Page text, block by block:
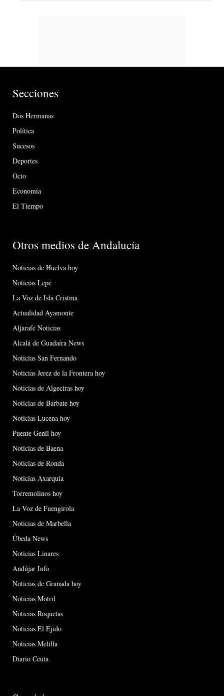
Secciones
Dos Hermanas
Política
Sucesos
Deportes
Ocio
Economía
El Tiempo
Otros medios de Andalucía
Noticias de Huelva hoy
Noticias Lepe
La Voz de Isla Cristina
Actualidad Ayamonte
Aljarafe Noticias
Alcalá de Guadaíra News
Noticias San Fernando
Noticias Jerez de la Frontera hoy
Noticias de Algeciras hoy
Noticias de Barbate hoy
Noticias Lucena hoy
Puente Genil hoy
Noticias de Baena
Noticias de Ronda
Noticias Axarquía
Torremolinos hoy
La Voz de Fuengirola
Noticias de Marbella
Úbeda News
Noticias Linares
Andújar Info
Noticias de Granada hoy
Noticias Motril
Noticias Roquetas
Noticias El Ejido
Noticias Melilla
Diario Ceuta